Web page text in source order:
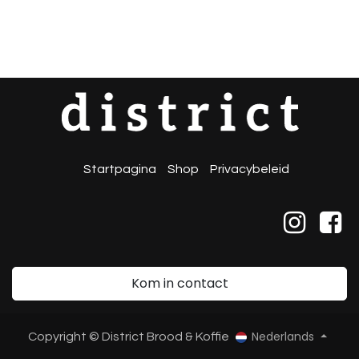
Startpagina Shop Privacybeleid
Kom in contact
Copyright © District Brood & Koffie Nederlands